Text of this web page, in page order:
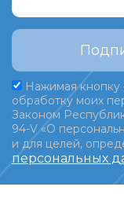
Нажимая кнопку
обработку моих
Законом
94-V «О
и для целей,
персональных